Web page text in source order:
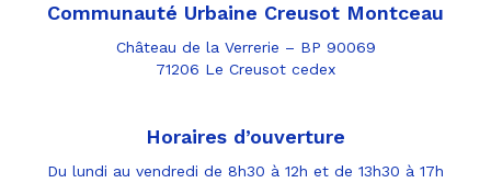
Communauté Urbaine Creusot Montceau
Château de la Verrerie – BP 90069
71206 Le Creusot cedex
Horaires d’ouverture
Du lundi au vendredi de 8h30 à 12h et de 13h30 à 17h